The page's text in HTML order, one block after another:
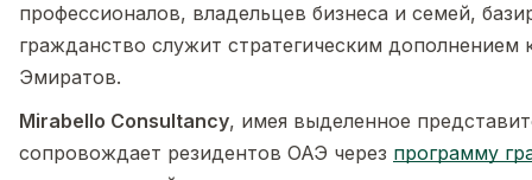
профессионалов, владельцев бизнеса и семей,
гражданство служит стратегическим дополнением
Эмиратов.
Mirabello Consultancy, имея выделенное
сопровождает резидентов ОАЭ через программу